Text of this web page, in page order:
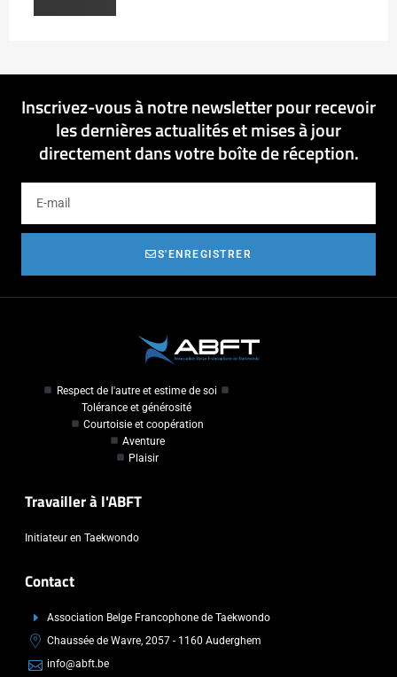
Inscrivez-vous à notre newsletter pour recevoir
les dernières actualités et mises à jour
directement dans votre boîte de réception.
S'ENREGISTRER
Respect de l'autre et estime de soi
Tolérance et générosité
Courtoisie et coopération
Aventure
Plaisir
Travailler à l'ABFT
Initiateur en Taekwondo
Contact
Association Belge Francophone de Taekwondo
Chaussée de Wavre, 2057 - 1160 Auderghem
info@abft.be